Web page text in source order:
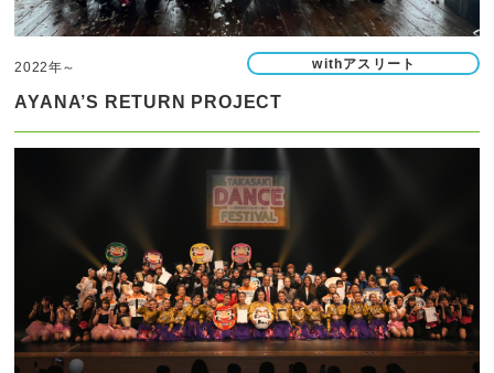
2022年～ withアスリート
AYANA’S RETURN PROJECT